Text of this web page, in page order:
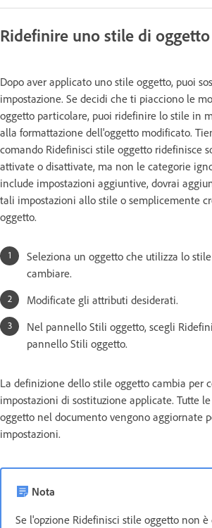
Ridefinire uno stile di oggetto
Dopo aver applicato uno stile oggetto, puoi
impostazione. Se decidi che ti piacciono le
oggetto particolare, puoi ridefinire lo stile in
alla formattazione dell'oggetto modificato.
comando Ridefinisci stile oggetto ridefinisce
attivate o disattivate, ma non le categorie
include impostazioni aggiuntive, dovrai
tali impostazioni allo stile o semplicemente
oggetto.
Seleziona un oggetto che utilizza lo
cambiare.
Modificate gli attributi desiderati.
Nel pannello Stili oggetto, scegli
pannello Stili oggetto.
La definizione dello stile oggetto cambia per
impostazioni di sostituzione applicate. Tutte
oggetto nel documento vengono aggiornate
impostazioni.
Nota
Se l'opzione Ridefinisci stile oggetto non